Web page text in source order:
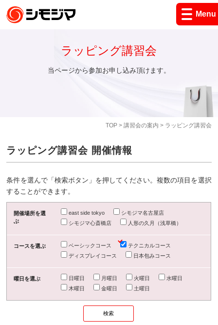
Menu
TOP> 講習会の案内 > ラッピング講習会
ラッピング講習会
当ページから参加お申し込み頂けます。
ラッピング講習会 開催情報
条件を選んで「検索ボタン」を押してください。複数の項目を選択
することができます。
開催場所を選
ぶ
east side tokyo
シモジマ名古屋店
シモジマ心斎橋店
人形の久月（浅草橋）
コースを選ぶ ベーシックコース
テクニカルコース
ディスプレイコース
日本包みコース
曜日を選ぶ 日曜日 月曜日 火曜日
水曜日
木曜日
金曜日 土曜日